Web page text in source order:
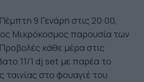
9 Γενάρη στις 20:00,
Μικρόκοσμος παρουσία των
κάθε μέρα στις
11/1 dj set με παρέα το
στο φουαγιέ του